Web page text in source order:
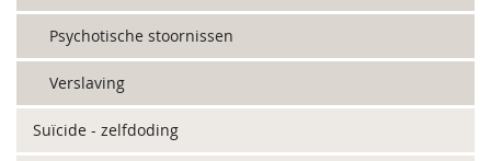
Psychotische stoornissen
Verslaving
Suïcide - zelfdoding